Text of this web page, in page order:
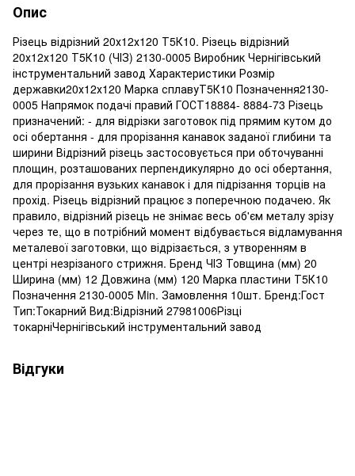
Опис
Різець відрізний 20х12х120 Т5К10. Різець відрізний
20х12х120 Т5К10 (ЧІЗ) 2130-0005 Виробник Чернігівський
інструментальний завод Характеристики Розмір
державки20х12х120 Марка сплавуТ5К10 Позначення2130-
0005 Напрямок подачі правий ГОСТ18884- 8884-73 Різець
призначений: - для відрізки заготовок під прямим кутом до
осі обертання - для прорізання канавок заданої глибини та
ширини Відрізний різець застосовується при обточуванні
площин, розташованих перпендикулярно до осі обертання,
для прорізання вузьких канавок і для підрізання торців на
прохід. Різець відрізний працює з поперечною подачею. Як
правило, відрізний різець не знімає весь об'єм металу зрізу
через те, що в потрібний момент відбувається відламування
металевої заготовки, що відрізається, з утворенням в
центрі незрізаного стрижня. Бренд ЧІЗ Товщина (мм) 20
Ширина (мм) 12 Довжина (мм) 120 Марка пластини Т5К10
Позначення 2130-0005 Min. Замовлення 10шт. Бренд:Гост
Тип:Токарний Вид:Відрізний 27981006Різці
токарніЧернігівський інструментальний завод
Відгуки